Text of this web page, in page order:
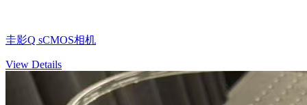
圭影Q sCMOS相机
View Details